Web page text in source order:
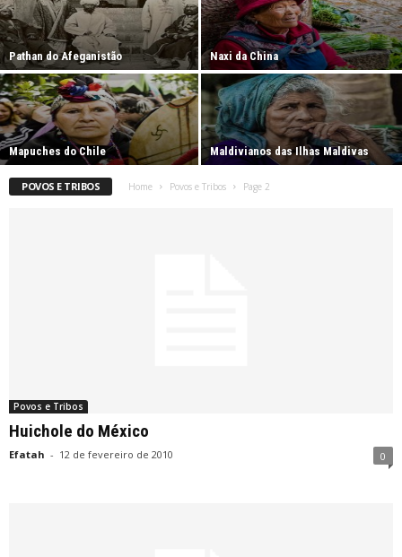
Pathan do Afeganistão Naxi da China
Mapuches do Chile Maldivianos das Ilhas Maldivas
POVOS E TRIBOS Home Povos e Tribos Page 2
Povos e Tribos
Huichole do México
Efatah - 12 de fevereiro de 2010 0